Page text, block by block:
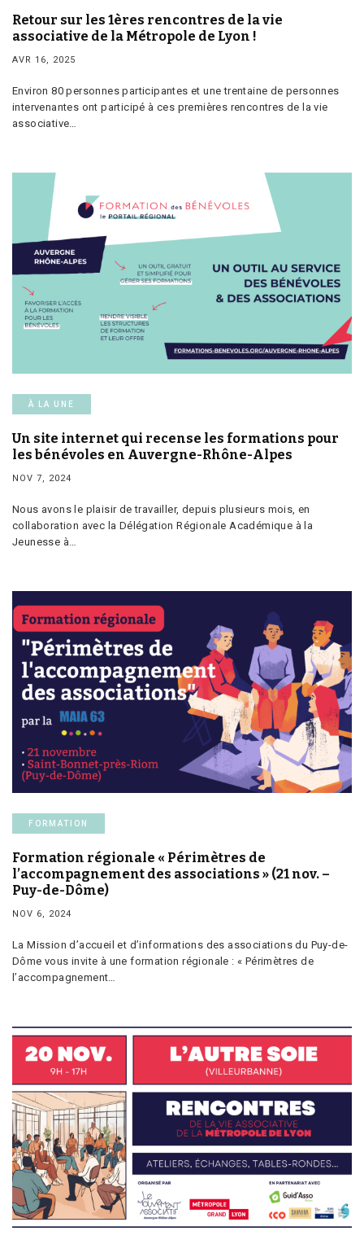
Retour sur les 1ères rencontres de la vie
associative de la Métropole de Lyon !
AVR 16, 2025
Environ 80 personnes participantes et une trentaine de personnes
intervenantes ont participé à ces premières rencontres de la vie
associative…
À LA UNE
Un site internet qui recense les formations pour
les bénévoles en Auvergne-Rhône-Alpes
NOV 7, 2024
Nous avons le plaisir de travailler, depuis plusieurs mois, en
collaboration avec la Délégation Régionale Académique à la
Jeunesse à…
FORMATION
Formation régionale « Périmètres de
l’accompagnement des associations » (21 nov. –
Puy-de-Dôme)
NOV 6, 2024
La Mission d’accueil et d’informations des associations du Puy-de-
Dôme vous invite à une formation régionale : « Périmètres de
l’accompagnement…